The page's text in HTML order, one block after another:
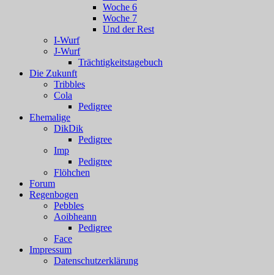
Woche 6
Woche 7
Und der Rest
I-Wurf
J-Wurf
Trächtigkeitstagebuch
Die Zukunft
Tribbles
Cola
Pedigree
Ehemalige
DikDik
Pedigree
Imp
Pedigree
Flöhchen
Forum
Regenbogen
Pebbles
Aoibheann
Pedigree
Face
Impressum
Datenschutzerklärung